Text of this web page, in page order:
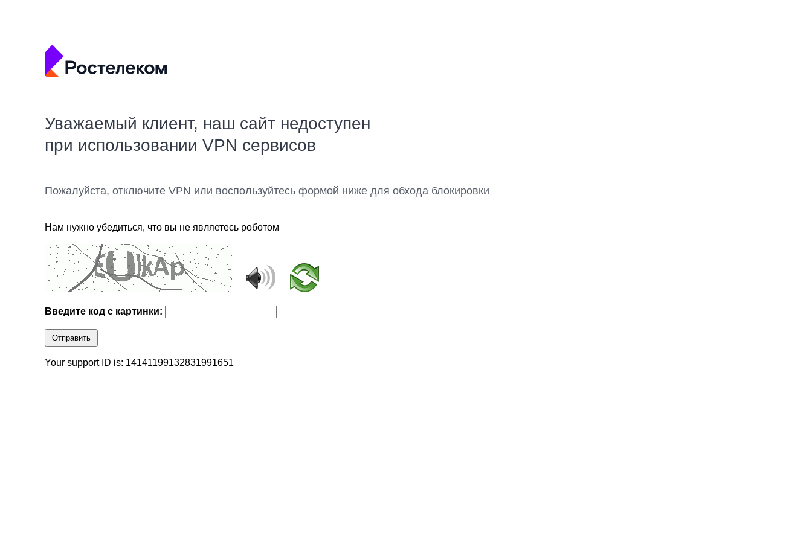
Уважаемый клиент, наш сайт недоступен
при использовании VPN сервисов
Пожалуйста, отключите VPN или воспользуйтесь формой ниже для обхода блокировки
Нам нужно убедиться, что вы не являетесь роботом
Введите код с картинки:
Отправить
Your support ID is: 14141199132831991651